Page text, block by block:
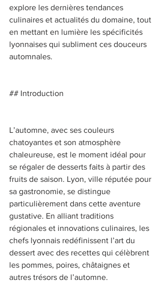
explore les dernières tendances
culinaires et actualités du domaine, tout
en mettant en lumière les spécificités
lyonnaises qui subliment ces douceurs
automnales.
## Introduction
L’automne, avec ses couleurs
chatoyantes et son atmosphère
chaleureuse, est le moment idéal pour
se régaler de desserts faits à partir des
fruits de saison. Lyon, ville réputée pour
sa gastronomie, se distingue
particulièrement dans cette aventure
gustative. En alliant traditions
régionales et innovations culinaires, les
chefs lyonnais redéfinissent l’art du
dessert avec des recettes qui célèbrent
les pommes, poires, châtaignes et
autres trésors de l’automne.